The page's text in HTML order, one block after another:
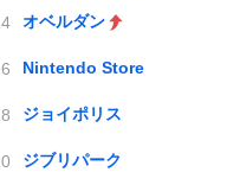
オベルダン
Nintendo Store
ジョイポリス
ジブリパーク